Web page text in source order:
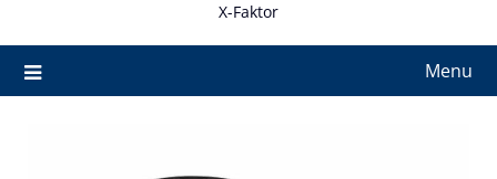
X-Faktor
Menu